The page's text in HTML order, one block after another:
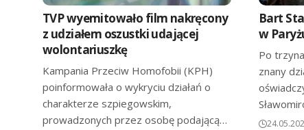
TVP wyemitowało film nakręcony
z udziałem oszustki udającej
wolontariuszkę
Kampania Przeciw Homofobii (KPH)
poinformowała o wykryciu działań o
charakterze szpiegowskim,
prowadzonych przez osobę podającą…
Bart
w
Po
znany